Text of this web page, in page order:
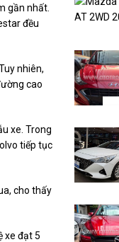
gần nhất.
đều
nhiên,
cao
xe. Trong
tiếp tục
cho thấy
xe đạt 5